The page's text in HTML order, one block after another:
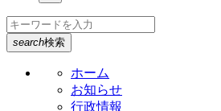
search検索
ホーム
お知らせ
行政情報